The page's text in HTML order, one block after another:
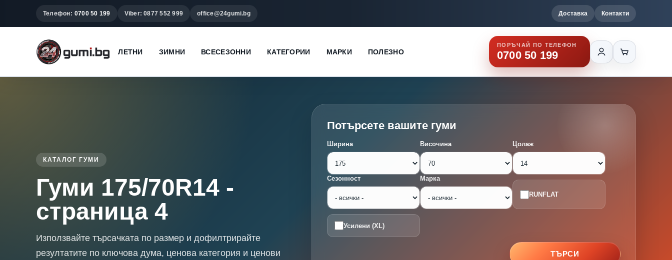
Телефон: 0700 50 199 Viber: 0877 552 999 office@24gumi.bg Доставка Контакти
ЛЕТНИ ЗИМНИ ВСЕСЕЗОННИ КАТЕГОРИИ МАРКИ ПОЛЕЗНО
ПОРЪЧАЙ ПО ТЕЛЕФОН
0700 50 199
КАТАЛОГ ГУМИ
Гуми 175/70R14 -
страница 4
Използвайте търсачката по размер и дофилтрирайте
резултатите по ключова дума, ценова категория и ценови
Потърсете вашите гуми
Ширина Височина Цолаж
Сезонност Марка
RUNFLAT
Усилени (XL)
ТЪРСИ